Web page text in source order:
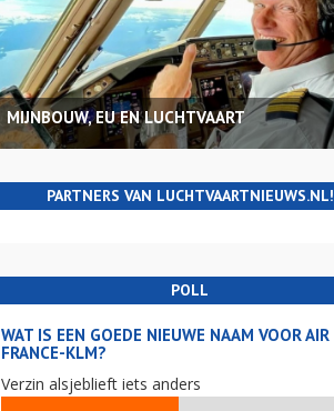
MIJNBOUW, EU EN LUCHTVAART
PARTNERS VAN LUCHTVAARTNIEUWS.NL!
POLL
WAT IS EEN GOEDE NIEUWE NAAM VOOR AIR
FRANCE-KLM?
Verzin alsjeblieft iets anders